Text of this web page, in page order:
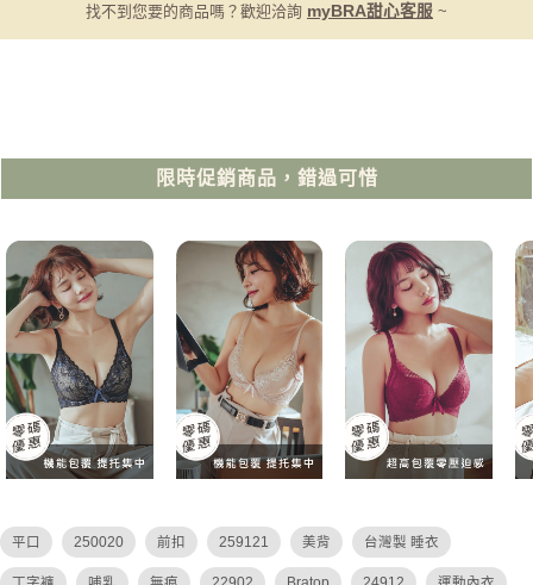
找不到您要的商品嗎？歡迎洽詢 myBRA甜心客服 ~
限時促銷商品，錯過可惜
平口 250020 前扣 259121 美背 台灣製 睡衣